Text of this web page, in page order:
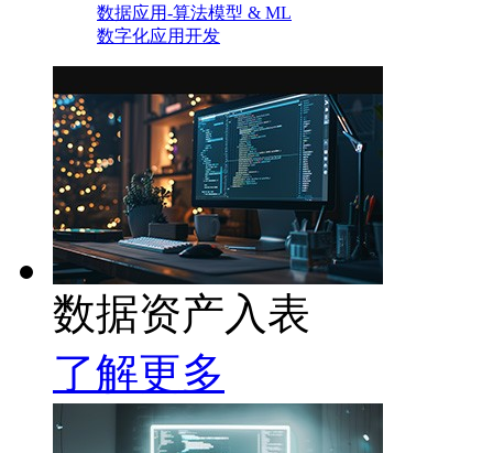
数据应用-算法模型 & ML
数字化应用开发
数据资产入表
了解更多